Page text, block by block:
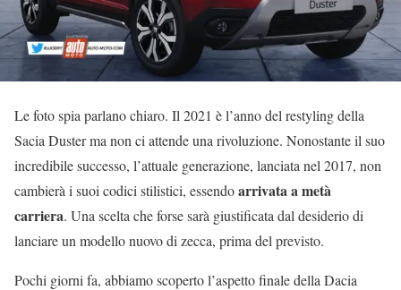
Le foto spia parlano chiaro. Il 2021 è l’anno del restyling della
Sacia Duster ma non ci attende una rivoluzione. Nonostante il suo
incredibile successo, l’attuale generazione, lanciata nel 2017, non
cambierà i suoi codici stilistici, essendoarrivata a metà
carriera. Una scelta che forse sarà giustificata dal desiderio di
lanciare un modello nuovo di zecca, prima del previsto.
Pochi giorni fa, abbiamo scoperto l’aspetto finale della Dacia